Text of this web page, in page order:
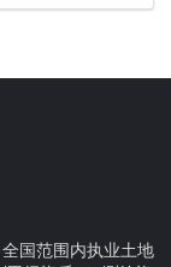
全国范围内执业土地